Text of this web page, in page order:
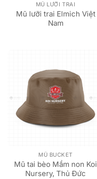
MŨ LƯỠI TRAI
Mũ lưỡi trai Elmich Việt
Nam
MŨ BUCKET
Mũ tai bèo Mầm non Koi
Nursery, Thủ Đức